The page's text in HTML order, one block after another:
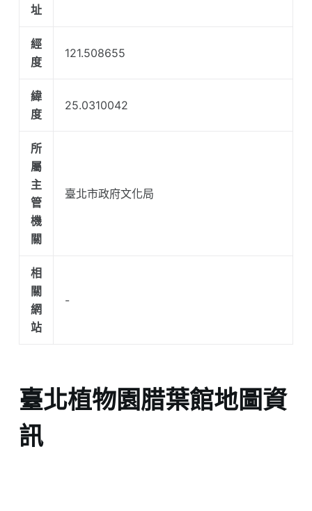
址
經
度
121.508655
緯
度
25.0310042
所
屬
主
管
機
關
臺北市政府文化局
相
關
網
站
-
臺北植物園腊葉館地圖資
訊